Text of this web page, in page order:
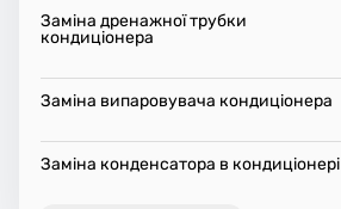
Заміна дренажної трубки
кондиціонера
Заміна випаровувача кондиціонера
Заміна конденсатора в кондиціонері